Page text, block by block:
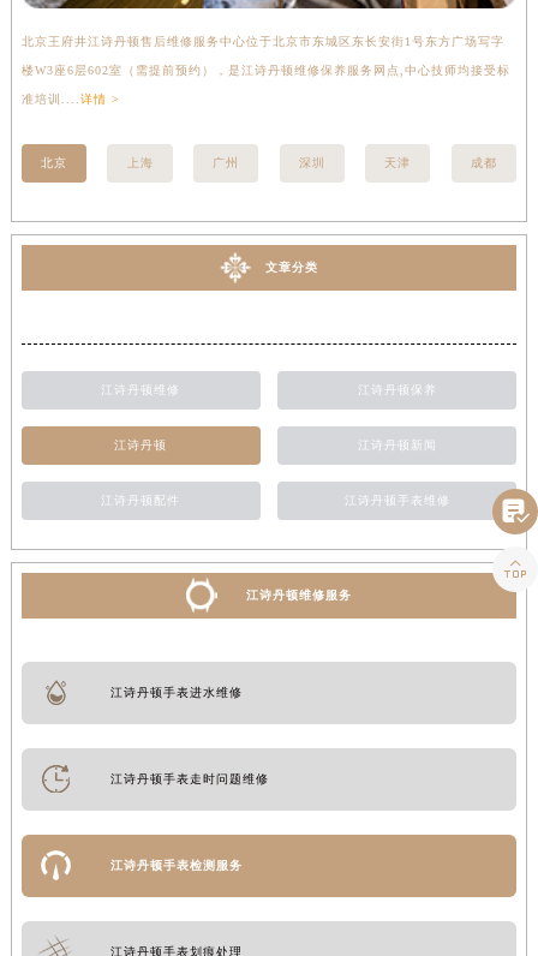
北京王府井江诗丹顿售后维修服务中心位于北京市东城区东长安街1号东方广场写字
楼W3座6层602室（需提前预约），是江诗丹顿维修保养服务网点,中心技师均接受标
准培训....详情 >
北京 上海 广州 深圳 天津 成都
文章分类
江诗丹顿维修 江诗丹顿保养
江诗丹顿 江诗丹顿新闻
江诗丹顿配件 江诗丹顿手表维修
江诗丹顿维修服务
江诗丹顿手表进水维修
江诗丹顿手表走时问题维修
江诗丹顿手表检测服务
江诗丹顿手表划痕处理

